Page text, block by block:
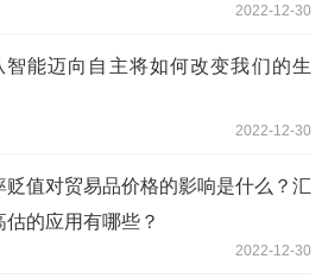
2022-12-30
能迈向自主将如何改变我们的生
2022-12-30
贬值对贸易品价格的影响是什么？汇
估的应用有哪些？
2022-12-30